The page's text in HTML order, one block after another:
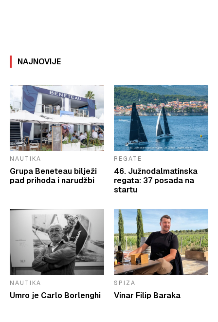
NAJNOVIJE
NAUTIKA
Grupa Beneteau bilježi
pad prihoda i narudžbi
REGATE
46. Južnodalmatinska
regata: 37 posada na
startu
NAUTIKA
Umro je Carlo Borlenghi
SPIZA
Vinar Filip Baraka